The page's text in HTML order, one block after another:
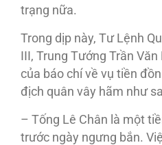
trạng nữa.
Trong dịp này, Tư Lệnh
III, Trung Tướng Trần
của báo chí về vụ tiền
địch quân vây hãm như
– Tống Lê Chân là một
trước ngày ngưng bắn.